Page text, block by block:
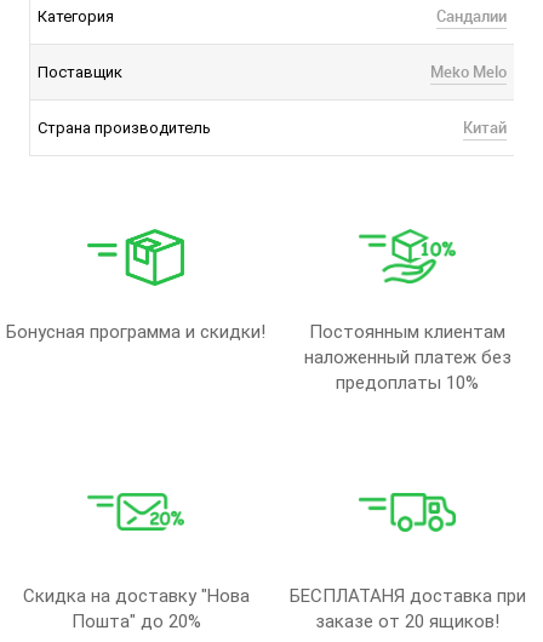
Категория Сандалии
Поставщик Meko Melo
Страна производитель Китай
Бонусная программа и скидки!
Постоянным клиентам
наложенный платеж без
предоплаты 10%
Скидка на доставку "Нова
Пошта" до 20%
БЕСПЛАТАНЯ доставка при
заказе от 20 ящиков!